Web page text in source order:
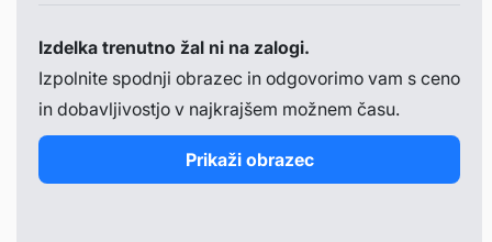
Izdelka trenutno žal ni na zalogi.
Izpolnite spodnji obrazec in odgovorimo vam s ceno
in dobavljivostjo v najkrajšem možnem času.
Prikaži obrazec